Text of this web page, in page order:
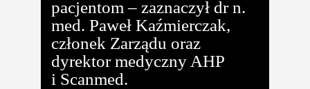
pacjentom – zaznaczył dr n.
med. Paweł Kaźmierczak,
członek Zarządu oraz
dyrektor medyczny AHP
i Scanmed.